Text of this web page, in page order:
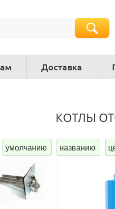
Доставка
КОТЛЫ
умолчанию названию